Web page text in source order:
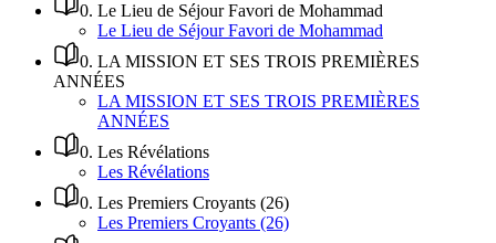
0. Le Lieu de Séjour Favori de Mohammad
Le Lieu de Séjour Favori de Mohammad
0. LA MISSION ET SES TROIS PREMIÈRES
ANNÉES
LA MISSION ET SES TROIS PREMIÈRES
ANNÉES
0. Les Révélations
Les Révélations
0. Les Premiers Croyants (26)
Les Premiers Croyants (26)